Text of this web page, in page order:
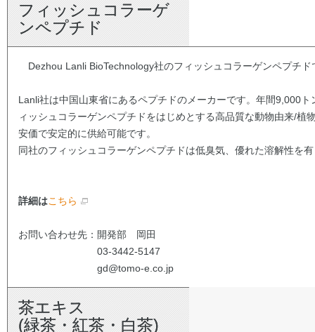
フィッシュコラーゲ
ンペプチド
Dezhou Lanli BioTechnology社のフィッシュコラーゲンペプチド
Lanli社は中国山東省にあるペプチドのメーカーです。年間9,000ト
ィッシュコラーゲンペプチドをはじめとする高品質な動物由来/植
安価で安定的に供給可能です。
同社のフィッシュコラーゲンペプチドは低臭気、優れた溶解性を
詳細はこちら
お問い合わせ先：開発部 岡田
03-3442-5147
gd@tomo-e.co.jp
茶エキス
(緑茶・紅茶・白茶)